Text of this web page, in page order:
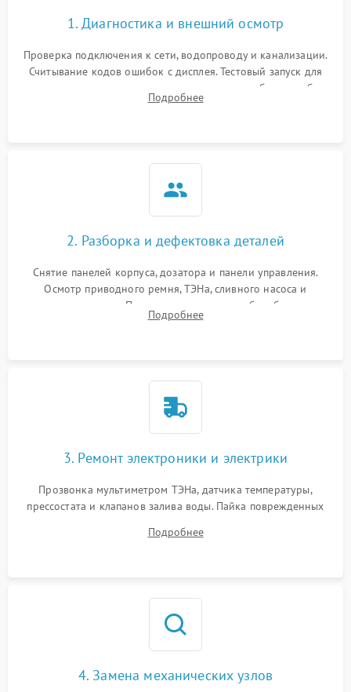
1. Диагностика и внешний осмотр
Проверка подключения к сети, водопроводу и канализации.
Считывание кодов ошибок с дисплея. Тестовый запуск для
выявления посторонних шумов, протечек или сбоев в работе
электронного модуля управления.
Подробнее
2. Разборка и дефектовка деталей
Снятие панелей корпуса, дозатора и панели управления.
Осмотр приводного ремня, ТЭНа, сливного насоса и
амортизаторов. Проверка подшипников барабана и
крестовины на износ, а манжеты люка на разрывы.
Подробнее
3. Ремонт электроники и электрики
Прозвонка мультиметром ТЭНа, датчика температуры,
прессостата и клапанов залива воды. Пайка поврежденных
Восстановление целостности проводки и контактов.
Подробнее
4. Замена механических узлов